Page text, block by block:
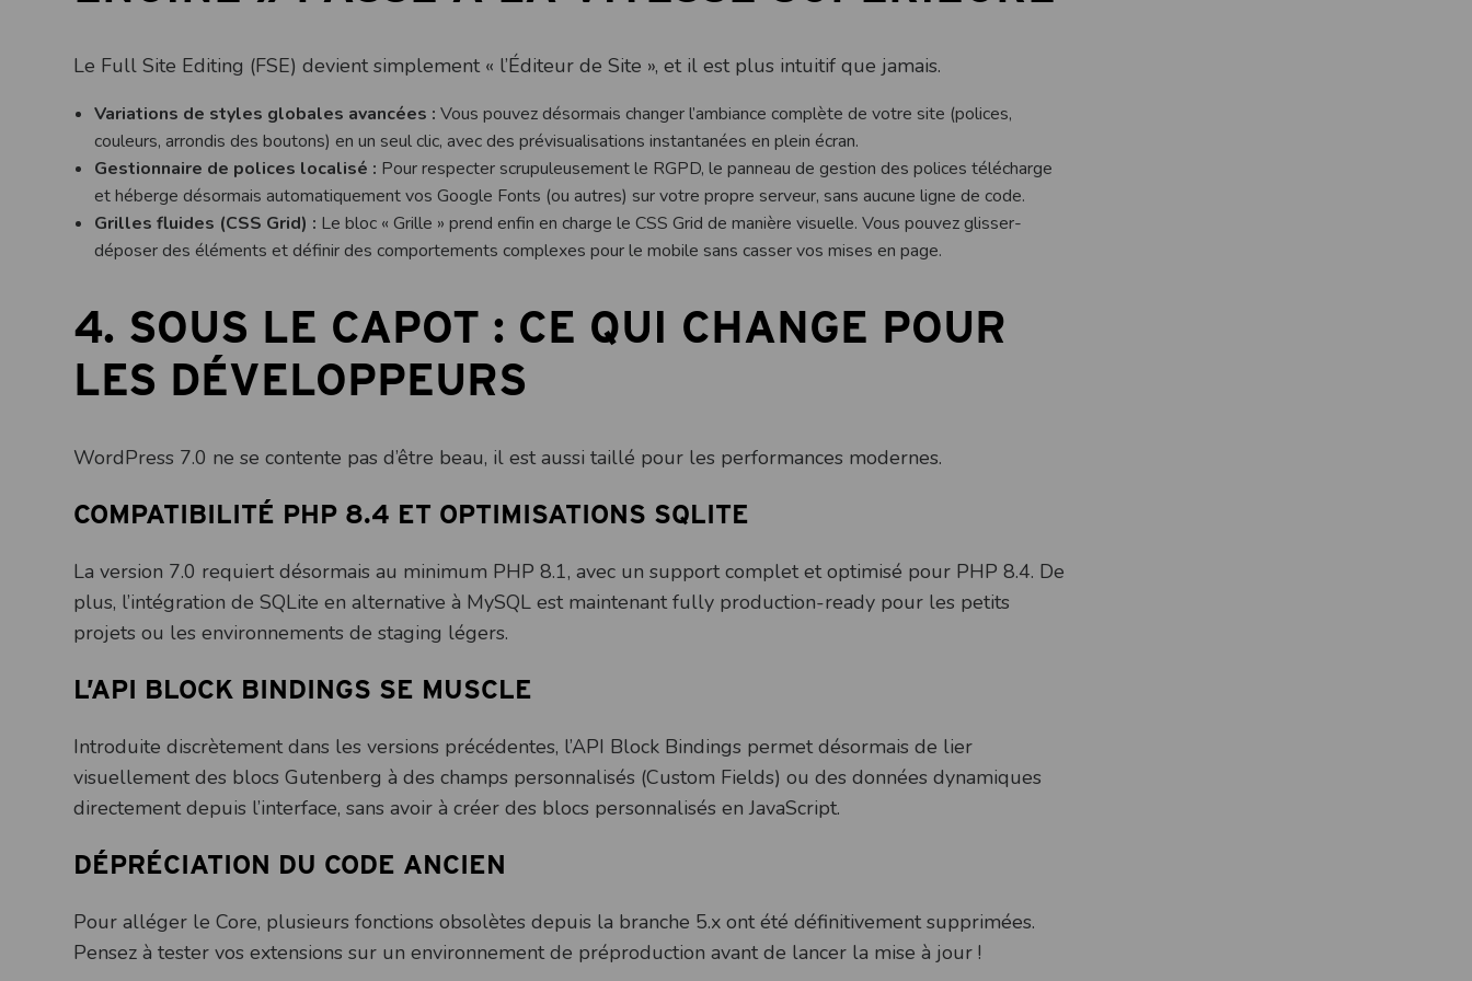
Le Full Site Editing (FSE) devient simplement « l’Éditeur de Site », et il est plus intuitif que jamais.
Variations de styles globales avancées : Vous pouvez désormais changer l’ambiance complète de votre site (polices,
couleurs, arrondis des boutons) en un seul clic, avec des prévisualisations instantanées en plein écran.
Gestionnaire de polices localisé : Pour respecter scrupuleusement le RGPD, le panneau de gestion des polices télécharge
et héberge désormais automatiquement vos Google Fonts (ou autres) sur votre propre serveur, sans aucune ligne de code.
Grilles fluides (CSS Grid) : Le bloc « Grille » prend enfin en charge le CSS Grid de manière visuelle. Vous pouvez glisser-
déposer des éléments et définir des comportements complexes pour le mobile sans casser vos mises en page.
4. SOUS LE CAPOT : CE QUI CHANGE POUR
LES DÉVELOPPEURS
WordPress 7.0 ne se contente pas d’être beau, il est aussi taillé pour les performances modernes.
COMPATIBILITÉ PHP 8.4 ET OPTIMISATIONS SQLITE
La version 7.0 requiert désormais au minimum PHP 8.1, avec un support complet et optimisé pour PHP 8.4. De
plus, l’intégration de SQLite en alternative à MySQL est maintenant fully production-ready pour les petits
projets ou les environnements de staging légers.
L’API BLOCK BINDINGS SE MUSCLE
Introduite discrètement dans les versions précédentes, l’API Block Bindings permet désormais de lier
visuellement des blocs Gutenberg à des champs personnalisés (Custom Fields) ou des données dynamiques
directement depuis l’interface, sans avoir à créer des blocs personnalisés en JavaScript.
DÉPRÉCIATION DU CODE ANCIEN
Pour alléger le Core, plusieurs fonctions obsolètes depuis la branche 5.x ont été définitivement supprimées.
Pensez à tester vos extensions sur un environnement de préproduction avant de lancer la mise à jour !